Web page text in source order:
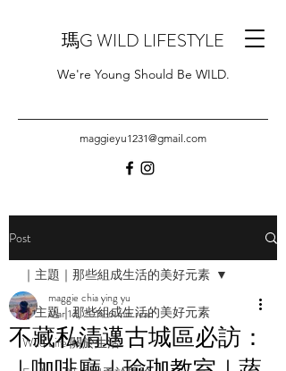
瑪G WILD LIFESTYLE
We're Young Should Be WILD.
maggieyu1231@gmail.com
Post
｜主題｜那些組成生活的美好元素
Wild Life 關於生活
｜主題｜那些組成生活的美好元素
不藏私清邁古城區必訪：
maggie chia ying yu
Mar 14, 20196 min read